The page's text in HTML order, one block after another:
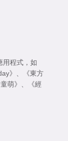
用程式，如
》 、
《東方
萌》 、
《經